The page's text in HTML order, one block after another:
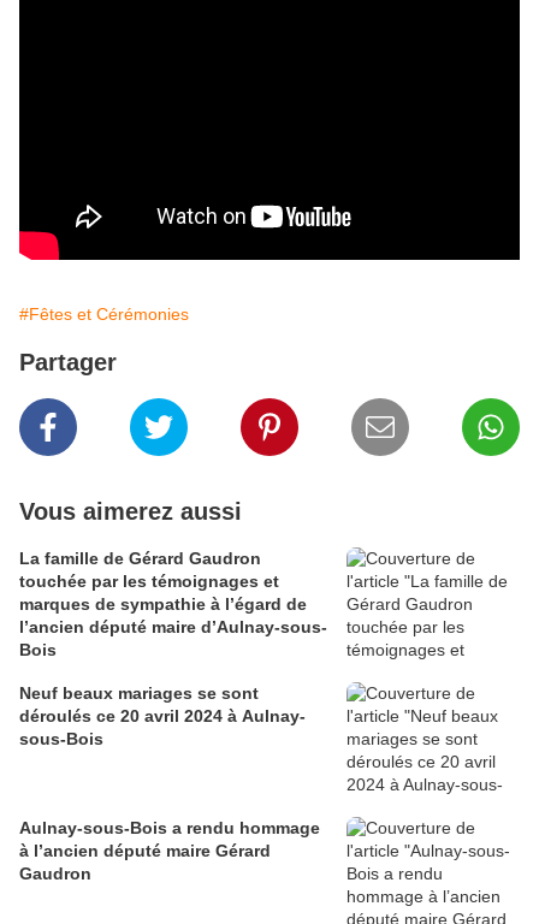
#Fêtes et Cérémonies
Partager
Vous aimerez aussi
La famille de Gérard Gaudron
touchée par les témoignages et
marques de sympathie à l’égard de
l’ancien député maire d’Aulnay-sous-
Bois
Neuf beaux mariages se sont
déroulés ce 20 avril 2024 à Aulnay-
sous-Bois
Aulnay-sous-Bois a rendu hommage
à l’ancien député maire Gérard
Gaudron